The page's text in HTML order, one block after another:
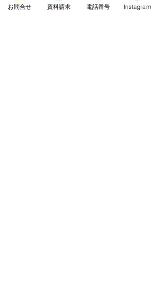
お問合せ 資料請求 電話番号 Instagram